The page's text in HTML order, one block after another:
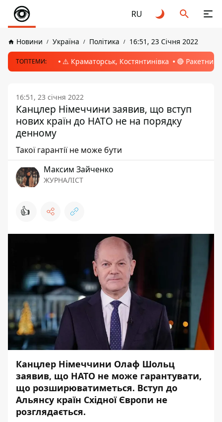
RU
Новини Україна Політика 16:51, 23 Січня 2022
ТОПТЕМИ: ⚠️ Краматорськ, Костянтинівка 🔴 Ракетний
16:51, 23 січня 2022
Канцлер Німеччини заявив, що вступ
нових країн до НАТО не на порядку
денному
Такої гарантії не може бути
Максим Зайченко
ЖУРНАЛІСТ
👍
Канцлер Німеччини Олаф Шольц
заявив, що НАТО не може гарантувати,
що розширюватиметься. Вступ до
Альянсу країн Східної Європи не
розглядається.